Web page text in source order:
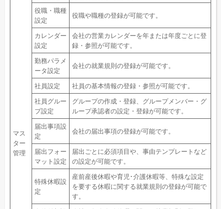
マス
ター
管理
役職・職種
設定
役職や職種の登録が可能です。
カレンダー
設定
会社の営業カレンダーを年または年度ごとに登
録・参照が可能です。
勤務パラメ
ータ設定
会社の就業規則の登録が可能です。
社員設定
社員の基本情報の登録・参照が可能です。
社員グルー
プ設定
グループの作成・登録、グループメンバー・グ
ループ承認者の設定・登録が可能です。
届出事項設
定
会社の届出事項の登録が可能です。
届出フォー
マット設定
届出ごとに必須項目や、事由テンプレートなど
の設定が可能です。
特殊休暇設
定
産前産後休暇や育児･介護休暇等、特殊な設定
を要する休暇に関する就業規則の登録が可能で
す。